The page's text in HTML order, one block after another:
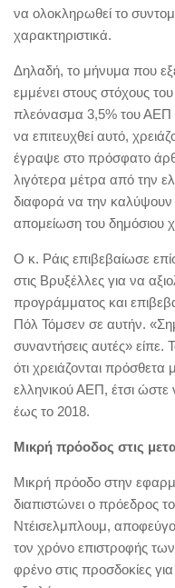
να ολοκληρωθεί το
χαρακτηριστικά.
Δηλαδή, το μήνυμα που
εμμένει στους στόχους
πλεόνασμα 3,5% του ΑΕΠ
να επιτευχθεί αυτό,
έγραψε στο πρόσφατο
λιγότερα μέτρα από την
διαφορά να την καλύψουν
απομείωση του δημόσιου
Ο κ. Ράις επιβεβαίωσε
στις Βρυξέλλες για να
προγράμματος και
Πόλ Τόμσεν σε αυτήν.
συναντήσεις αυτές» είπε.
ότι χρειάζονται
ελληνικού ΑΕΠ, έτσι ώστε
έως το 2018.
Μικρή πρόοδος στις
Μικρή πρόοδο στην
διαπιστώνει ο πρόεδρος
Ντέισελμπλουμ,
τον χρόνο επιστροφής
φρένο στις προσδοκίες